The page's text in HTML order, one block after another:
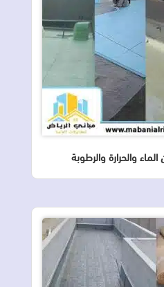
والحرارة والرطوبة